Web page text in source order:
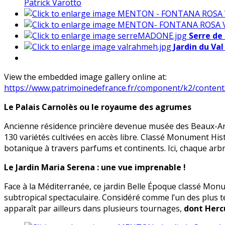
Patrick Varotto
Serre
Jardin du
View the embedded image gallery online at:
https://www.patrimoinedefrance.fr/component/k2/
Le Palais Carnolès ou le royaume des agrumes
Ancienne résidence princière devenue musée des Beaux-
130 variétés cultivées en accès libre. Classé Monument
botanique à travers parfums et continents. Ici, chaque
Le Jardin Maria Serena : une vue imprenable !
Face à la Méditerranée, ce jardin Belle Époque classé
subtropical spectaculaire. Considéré comme l’un des plus
apparaît par ailleurs dans plusieurs tournages, dont